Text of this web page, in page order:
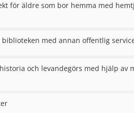
för äldre som bor hemma med
med annan offentlig
och levandegörs med hjälp av